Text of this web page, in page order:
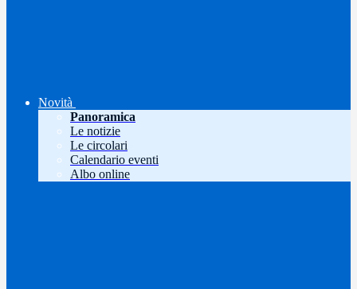
Novità
Panoramica
Le notizie
Le circolari
Calendario eventi
Albo online